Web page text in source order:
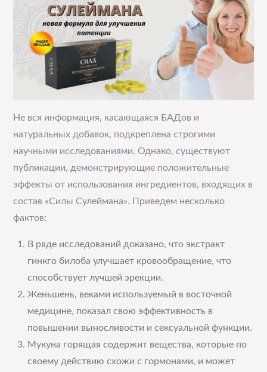
Не вся информация, касающаяся БАДов и
натуральных добавок, подкреплена строгими
научными исследованиями. Однако, существуют
публикации, демонстрирующие положительные
эффекты от использования ингредиентов, входящих в
состав «Силы Сулеймана». Приведем несколько
фактов:
В ряде исследований доказано, что экстракт
гинкго билоба улучшает кровообращение, что
способствует лучшей эрекции.
Женьшень, веками используемый в восточной
медицине, показал свою эффективность в
повышении выносливости и сексуальной функции.
Мукуна горящая содержит вещества, которые по
своему действию схожи с гормонами, и может